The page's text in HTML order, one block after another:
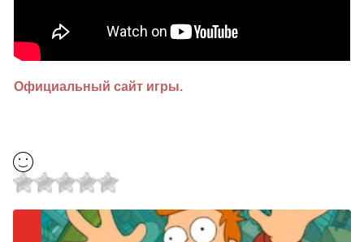
Официальный сайт игры.